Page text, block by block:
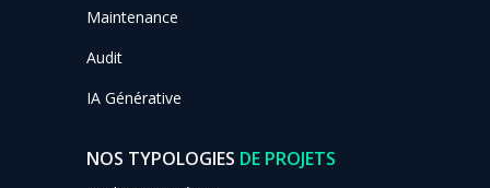
Maintenance
Audit
IA Générative
NOS TYPOLOGIES DE PROJETS